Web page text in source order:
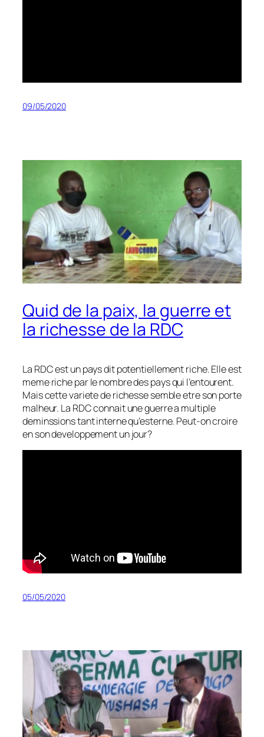
09/05/2020
Quid de la paix, la guerre et
la richesse de la RDC
La RDC est un pays dit potentiellement riche. Elle est
meme riche par le nombre des pays qui l’entourent.
Mais cette variete de richesse semble etre son porte
malheur. La RDC connait une guerre a multiple
deminssions tant interne qu’esterne. Peut-on croire
en son developpement un jour?
05/05/2020